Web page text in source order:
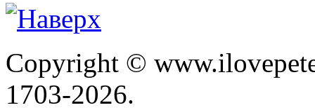
Copyright ©
1703-2026.